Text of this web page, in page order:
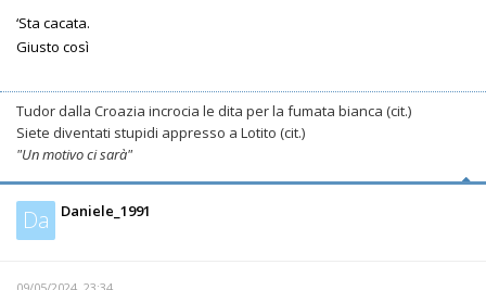
‘Sta cacata.
Giusto così
Tudor dalla Croazia incrocia le dita per la fumata bianca (cit.)
Siete diventati stupidi appresso a Lotito (cit.)
"Un motivo ci sarà"
Da Daniele_1991